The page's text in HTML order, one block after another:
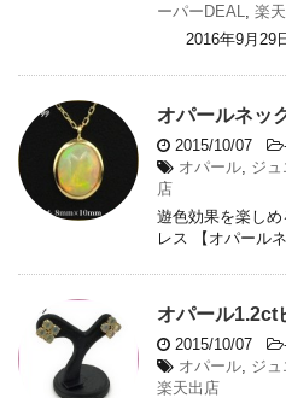
ーパーDEAL
楽
2016年9月29日
オパールネッ
2015/10/07
オパール ジ
店
遊色効果を楽し
レス 【オパール
オパール1.2ct
2015/10/07
オパール ジ
楽天出店